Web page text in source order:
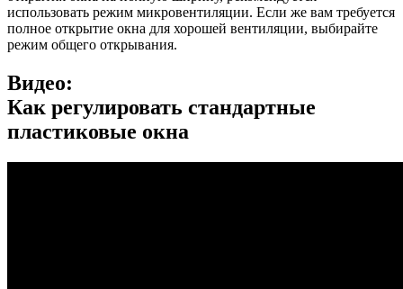
использовать режим микровентиляции. Если же вам требуется
полное открытие окна для хорошей вентиляции, выбирайте
режим общего открывания.
Видео:
Как регулировать стандартные
пластиковые окна